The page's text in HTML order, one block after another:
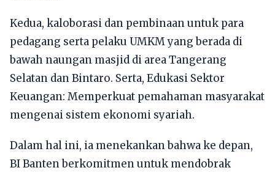
Kedua, kaloborasi dan pembinaan untuk para
pedagang serta pelaku UMKM yang berada di
bawah naungan masjid di area Tangerang
Selatan dan Bintaro. Serta, Edukasi Sektor
Keuangan: Memperkuat pemahaman masyarakat
mengenai sistem ekonomi syariah.
Dalam hal ini, ia menekankan bahwa ke depan,
BI Banten berkomitmen untuk mendobrak